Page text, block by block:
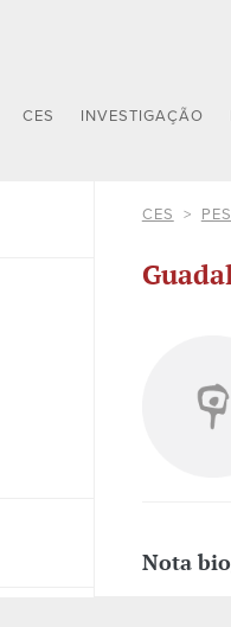
CES INVESTIGAÇÃO
CES
Nota